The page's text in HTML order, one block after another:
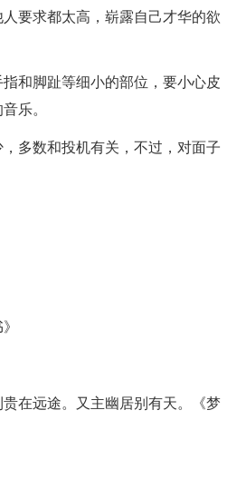
要求都太高，崭露自己才华的欲
和脚趾等细小的部位，要小心皮
乐。
多数和投机有关，不过，对面子
在远途。又主幽居别有天。《梦